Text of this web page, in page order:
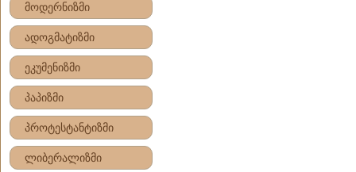
მოდერნიზმი
ადოგმატიზმი
ეკუმენიზმი
პაპიზმი
პროტესტანტიზმი
ლიბერალიზმი